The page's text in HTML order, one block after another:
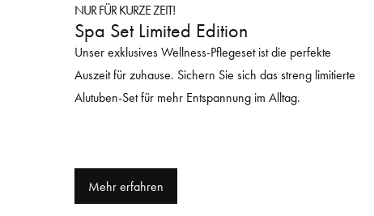
NUR FÜR KURZE ZEIT!
Spa Set Limited Edition
Unser exklusives Wellness-Pflegeset ist die perfekte
Auszeit für zuhause. Sichern Sie sich das streng limitierte
Alutuben-Set für mehr Entspannung im Alltag.
Mehr erfahren